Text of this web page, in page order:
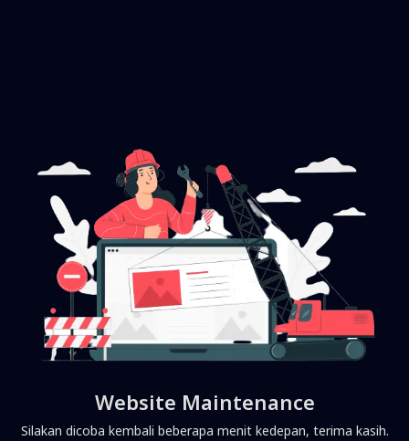
Website Maintenance
Silakan dicoba kembali beberapa menit kedepan, terima kasih.